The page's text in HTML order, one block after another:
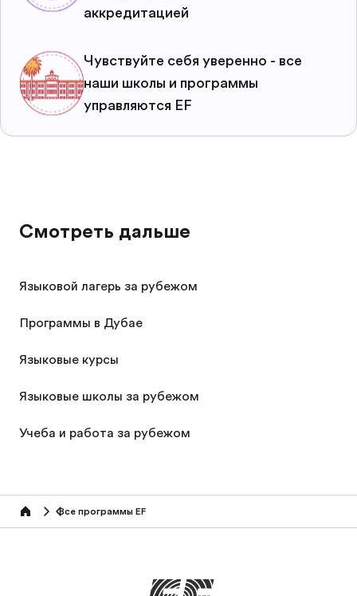
аккредитацией
Чувствуйте себя уверенно - все
наши школы и программы
управляются EF
Смотреть дальше
Языковой лагерь за рубежом
Программы в Дубае
Языковые курсы
Языковые школы за рубежом
Учеба и работа за рубежом
home Все программы EF